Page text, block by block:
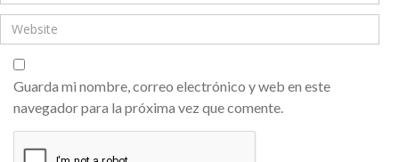
Guarda mi nombre, correo electrónico y web en este
navegador para la próxima vez que comente.